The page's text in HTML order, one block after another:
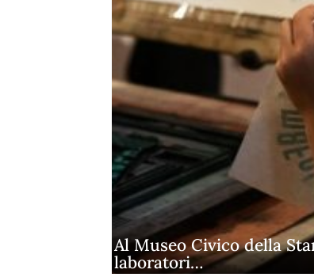
Al Museo Civico della
laboratori…